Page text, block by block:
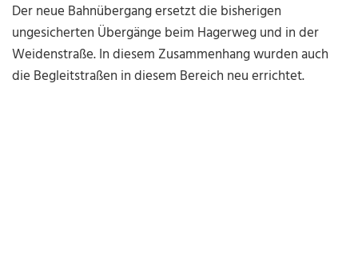
Der neue Bahnübergang ersetzt die bisherigen
ungesicherten Übergänge beim Hagerweg und in der
Weidenstraße. In diesem Zusammenhang wurden auch
die Begleitstraßen in diesem Bereich neu errichtet.